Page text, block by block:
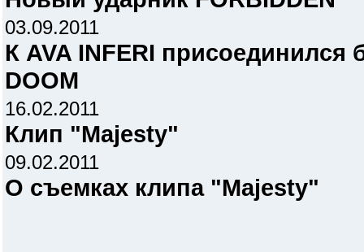
03.09.2011
К AVA INFERI присоединился
DOOM
16.02.2011
Клип "Majesty"
09.02.2011
О съемках клипа "Majesty"